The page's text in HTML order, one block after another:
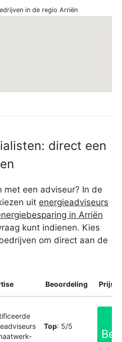
in de regio Arriën
direct een
met een adviseur? In de
uit energieadviseurs
in Arriën
kunt indienen. Kies
om direct aan de
Beoordeling
Top: 5/5